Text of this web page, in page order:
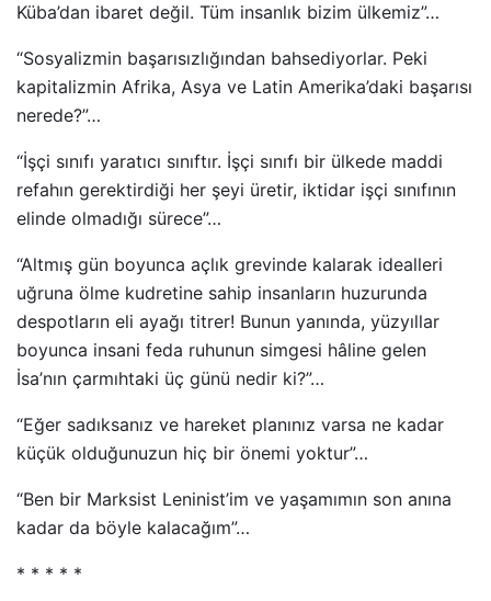
Küba’dan ibaret değil. Tüm insanlık bizim ülkemiz”…
“Sosyalizmin başarısızlığından bahsediyorlar. Peki
kapitalizmin Afrika, Asya ve Latin Amerika’daki başarısı
nerede?”…
“İşçi sınıfı yaratıcı sınıftır. İşçi sınıfı bir ülkede maddi
refahın gerektirdiği her şeyi üretir, iktidar işçi sınıfının
elinde olmadığı sürece”…
“Altmış gün boyunca açlık grevinde kalarak idealleri
uğruna ölme kudretine sahip insanların huzurunda
despotların eli ayağı titrer! Bunun yanında, yüzyıllar
boyunca insani feda ruhunun simgesi hâline gelen
İsa’nın çarmıhtaki üç günü nedir ki?”…
“Eğer sadıksanız ve hareket planınız varsa ne kadar
küçük olduğunuzun hiç bir önemi yoktur”…
“Ben bir Marksist Leninist’im ve yaşamımın son anına
kadar da böyle kalacağım”…
* * * * *